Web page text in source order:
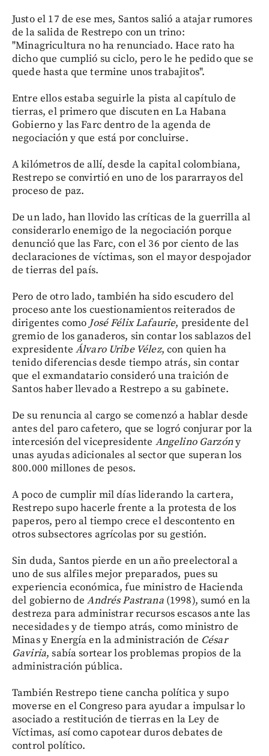
Justo el 17 de ese mes, Santos salió a atajar rumores
de la salida de Restrepo con un trino:
"Minagricultura no ha renunciado. Hace rato ha
dicho que cumplió su ciclo, pero le he pedido que se
quede hasta que termine unos trabajitos".
Entre ellos estaba seguirle la pista al capítulo de
tierras, el primero que discuten en La Habana
Gobierno y las Farc dentro de la agenda de
negociación y que está por concluirse.
A kilómetros de allí, desde la capital colombiana,
Restrepo se convirtió en uno de los pararrayos del
proceso de paz.
De un lado, han llovido las críticas de la guerrilla al
considerarlo enemigo de la negociación porque
denunció que las Farc, con el 36 por ciento de las
declaraciones de víctimas, son el mayor despojador
de tierras del país.
Pero de otro lado, también ha sido escudero del
proceso ante los cuestionamientos reiterados de
dirigentes como José Félix Lafaurie, presidente del
gremio de los ganaderos, sin contar los sablazos del
expresidente Álvaro Uribe Vélez, con quien ha
tenido diferencias desde tiempo atrás, sin contar
que el exmandatario consideró una traición de
Santos haber llevado a Restrepo a su gabinete.
De su renuncia al cargo se comenzó a hablar desde
antes del paro cafetero, que se logró conjurar por la
intercesión del vicepresidente Angelino Garzóny
unas ayudas adicionales al sector que superan los
800.000 millones de pesos.
A poco de cumplir mil días liderando la cartera,
Restrepo supo hacerle frente a la protesta de los
paperos, pero al tiempo crece el descontento en
otros subsectores agrícolas por su gestión.
Sin duda, Santos pierde en un año preelectoral a
uno de sus alfiles mejor preparados, pues su
experiencia económica, fue ministro de Hacienda
del gobierno deAndrés Pastrana(1998), sumó en la
destreza para administrar recursos escasos ante las
necesidades y de tiempo atrás, como ministro de
Minas y Energía en la administración de César
Gaviria, sabía sortear los problemas propios de la
administración pública.
También Restrepo tiene cancha política y supo
moverse en el Congreso para ayudar a impulsar lo
asociado a restitución de tierras en la Ley de
Víctimas, así como capotear duros debates de
control político.